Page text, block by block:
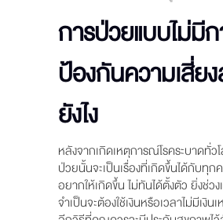
การป่วยแบบไม่มี
ป้องกันความเสี่ย
ยังไง
หลังจากเกิดเหตุการณ์โรคระบาดทั่ว
ป่วยนั้นจะเป็นเรื่องที่เกิดขึ้นได้กับทุก
อยากให้เกิดขึ้น ไม่ทันได้ตั้งตัว ยิ่งช่ว
จำเป็นจะต้องใช้เงินหรือเวลาไม่มีเงิน